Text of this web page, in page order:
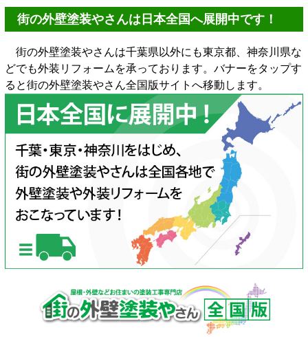
街の外壁塗装やさんは日本全国へ展開中です！
街の外壁塗装やさんは千葉県以外にも東京都、神奈川県な
どでも外装リフォームを承っております。バナーをタップす
ると街の外壁塗装やさん全国版サイトへ移動します。